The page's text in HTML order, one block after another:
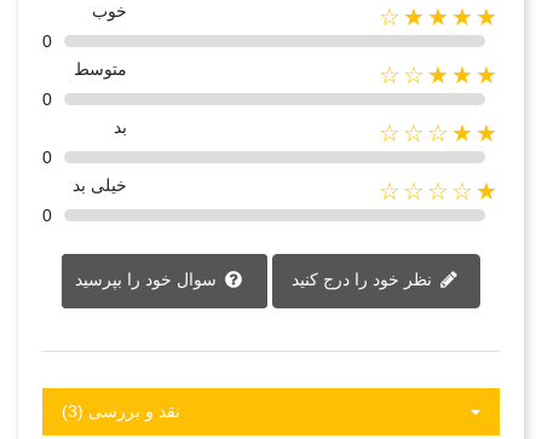
★★★★☆
خوب
0
★★★☆☆
متوسط
0
★★☆☆☆
بد
0
★☆☆☆☆
خیلی بد
0
سوال خود را بپرسید
نقد و بررسی‌‌ (3)